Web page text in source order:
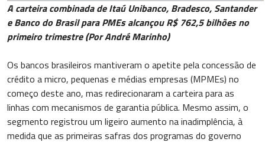
A carteira combinada de Itaú Unibanco, Bradesco, Santander
e Banco do Brasil para PMEs alcançou R$ 762,5 bilhões no
primeiro trimestre (Por André Marinho)
Os bancos brasileiros mantiveram o apetite pela concessão de
crédito a micro, pequenas e médias empresas (MPMEs) no
começo deste ano, mas redirecionaram a carteira para as
linhas com mecanismos de garantia pública. Mesmo assim, o
segmento registrou um ligeiro aumento na inadimplência, à
medida que as primeiras safras dos programas do governo